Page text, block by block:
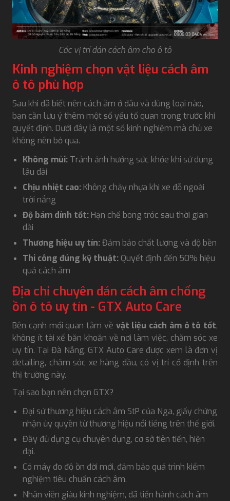
Các vị trí dán cách âm cho ô tô
Kinh nghiệm chọn vật liệu cách âm
ô tô phù hợp
Sau khi đã biết nên cách âm ở đâu và dùng loại nào,
bạn cần lưu ý thêm một số yếu tố quan trọng trước khi
quyết định. Dưới đây là một số kinh nghiệm mà chủ xe
không nên bỏ qua.
Không mùi: Tránh ảnh hưởng sức khỏe khi sử dụng
lâu dài
Chịu nhiệt cao: Không chảy nhựa khi xe đỗ ngoài
trời nắng
Độ bám dính tốt: Hạn chế bong tróc sau thời gian
dài
Thương hiệu uy tín:Đảm bảo chất lượng và độ bền
Thi công đúng kỹ thuật: Quyết định đến 50% hiệu
quả cách âm
Địa chỉ chuyên dán cách âm chống
ồn ô tô uy tín - GTX Auto Care
Bên cạnh mối quan tâm về vật liệu cách âm ô tô tốt,
không ít tài xế băn khoăn về nơi làm việc, chăm sóc xe
uy tín. Tại Đà Nẵng, GTX Auto Care được xem là đơn vị
detailing, chăm sóc xe hàng đầu, có vị trí cố định trên
thị trường này.
Tại sao bạn nên chọn GTX?
Đại sứ thương hiệu cách âm StP của Nga, giấy chứng
nhận ủy quyền từ thương hiệu nổi tiếng trên thế giới.
Đầy đủ dụng cụ chuyên dụng, cơ sở tiên tiến, hiện
đại.
Có máy đo độ ồn đời mới, đảm bảo quá trình kiểm
nghiệm tiêu chuẩn cách âm.
Nhân viên giàu kinh nghiệm, đã tiến hành cách âm